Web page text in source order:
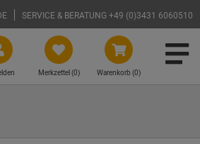
SERVICE & BERATUNG +49 (0)3431 6060510
Warenkorb (0)
Merkzettel (0)